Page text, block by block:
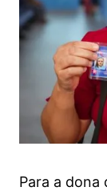
Para a dona